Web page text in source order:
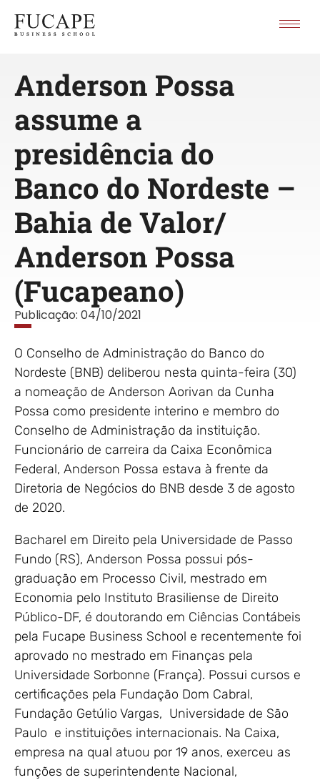
Anderson Possa
assume a
presidência do
Banco do Nordeste –
Bahia de Valor/
Anderson Possa
(Fucapeano)
Publicação: 04/10/2021
O Conselho de Administração do Banco do
Nordeste (BNB) deliberou nesta quinta-feira (30)
a nomeação de Anderson Aorivan da Cunha
Possa como presidente interino e membro do
Conselho de Administração da instituição.
Funcionário de carreira da Caixa Econômica
Federal, Anderson Possa estava à frente da
Diretoria de Negócios do BNB desde 3 de agosto
de 2020.
Bacharel em Direito pela Universidade de Passo
Fundo (RS), Anderson Possa possui pós-
graduação em Processo Civil, mestrado em
Economia pelo Instituto Brasiliense de Direito
Público-DF, é doutorando em Ciências Contábeis
pela Fucape Business School e recentemente foi
aprovado no mestrado em Finanças pela
Universidade Sorbonne (França). Possui cursos e
certificações pela Fundação Dom Cabral,
Fundação Getúlio Vargas, Universidade de São
Paulo e instituições internacionais. Na Caixa,
empresa na qual atuou por 19 anos, exerceu as
funções de superintendente Nacional,